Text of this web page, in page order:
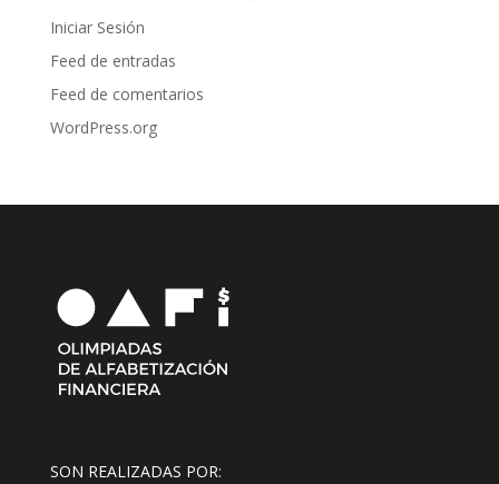
Iniciar Sesión
Feed de entradas
Feed de comentarios
WordPress.org
SON REALIZADAS POR: